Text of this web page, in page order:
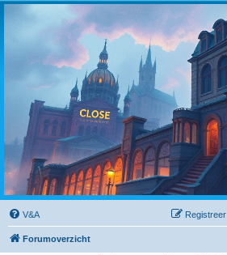
V&A Registreer
Forumoverzicht